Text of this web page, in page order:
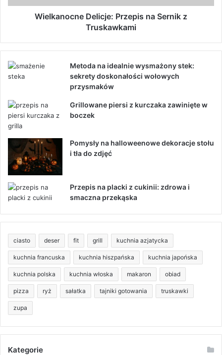
Wielkanocne Delicje: Przepis na Sernik z
Truskawkami
Metoda na idealnie wysmażony stek:
sekrety doskonałości wołowych
przysmaków
Grillowane piersi z kurczaka zawinięte w
boczek
Pomysły na halloweenowe dekoracje stołu
i tła do zdjęć
Przepis na placki z cukinii: zdrowa i
smaczna przekąska
ciasto deser fit grill kuchnia azjatycka
kuchnia francuska kuchnia hiszpańska kuchnia japońska
kuchnia polska kuchnia włoska makaron obiad
pizza ryż sałatka tajniki gotowania truskawki
zupa
Kategorie